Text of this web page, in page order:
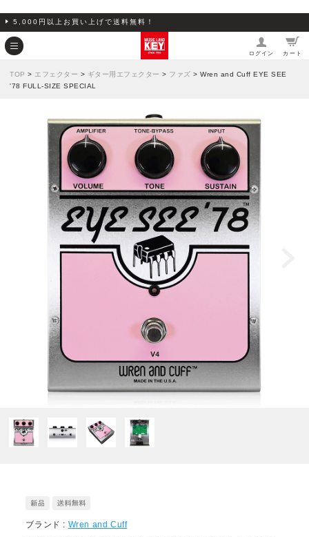
5,000円以上お買い上げで送料無料！
ログイン カート
TOP > エフェクター > ギター用エフェクター > ファズ > Wren and Cuff EYE SEE
'78 FULL-SIZE SPECIAL
ブランド : Wren and Cuff